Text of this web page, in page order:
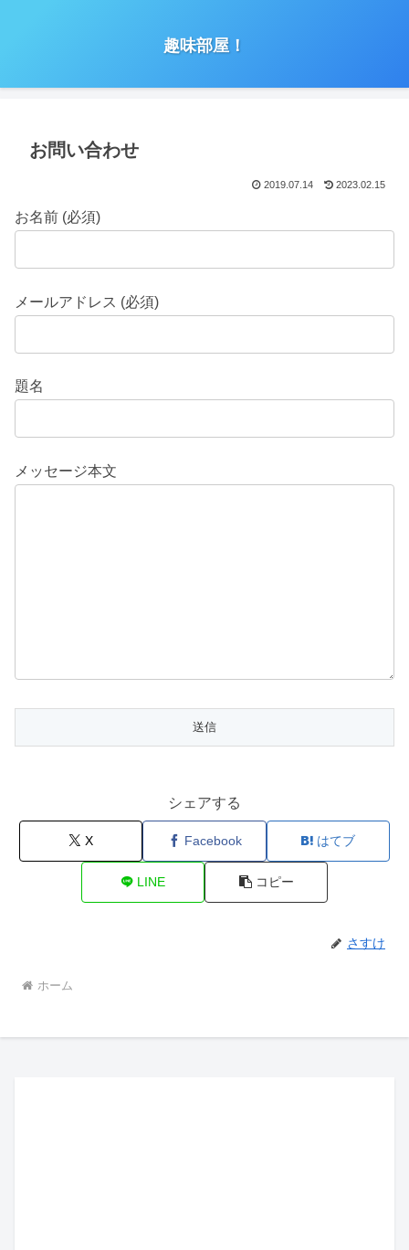
趣味部屋！
お問い合わせ
2019.07.14 2023.02.15
お名前 (必須)
メールアドレス (必須)
題名
メッセージ本文
シェアする
X Facebook はてブ
LINE コピー
さすけ
ホーム